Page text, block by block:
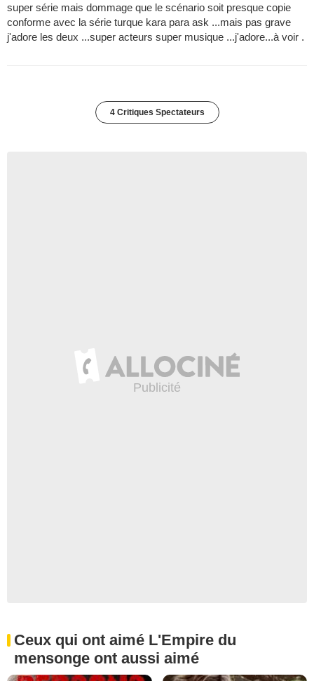
super série mais dommage que le scénario soit presque copie
conforme avec la série turque kara para ask ...mais pas grave
j'adore les deux ...super acteurs super musique ...j'adore...à voir .
4 Critiques Spectateurs
Ceux qui ont aimé L'Empire du
mensonge ont aussi aimé